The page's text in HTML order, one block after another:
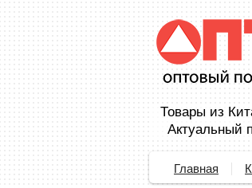
Товары из
Актуальный
Главная